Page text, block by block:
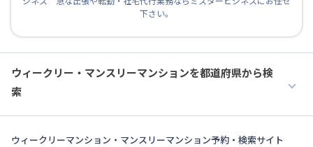
下さい。
ウィークリー・マンスリーマンションを都道府県から検
索
ウィークリーマンション・マンスリーマンション予約・検索サイト